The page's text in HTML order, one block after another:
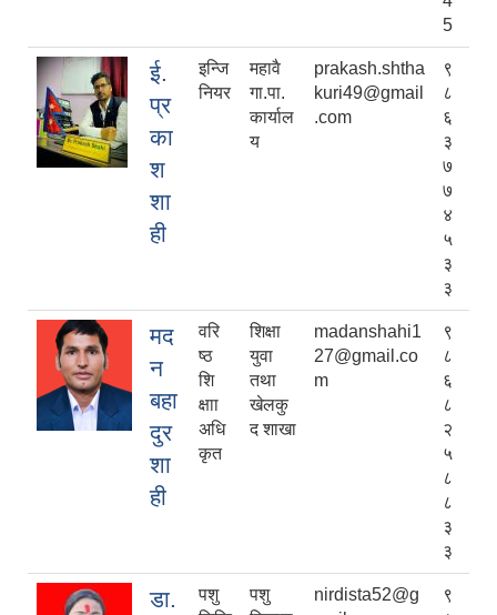
5
ई.
प्र
का
श
शा
ही
इन्जि
नियर
महावै
गा.पा.
कार्याल
य
prakash.shtha
kuri49@gmail
.com
९
८
६
३
७
७
४
५
३
३
मद
न
बहा
दुर
शा
ही
वरि
ष्ठ
शि
क्षाा
अधि
कृत
शिक्षा
युवा
तथा
खेलकु
द शाखा
madanshahi1
27@gmail.co
m
९
८
६
८
२
५
८
८
३
३
डा.
पशु
पशु
nirdista52@g
९